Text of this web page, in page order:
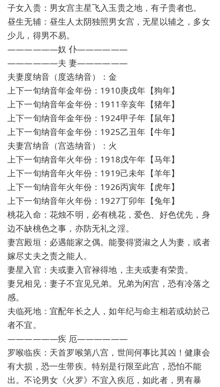
子女入贵：男女宫主星飞入玉贵之地，有子贵者也。
昼生无辅：昼生人太阴独照男女宫，无星以辅之，多女
少儿，得男不易。
——————奴 仆——————
——————夫 妻——————
夫妻度纳音（度选纳音）：金
上下一旬纳音年金年份：1910庚戌年【狗年】
上下一旬纳音年金年份：1911辛亥年【猪年】
上下一旬纳音年金年份：1924甲子年【鼠年】
上下一旬纳音年金年份：1925乙丑年【牛年】
夫妻宫纳音（宫选纳音）：火
上下一旬纳音年火年份：1918戊午年【马年】
上下一旬纳音年火年份：1919己未年【羊年】
上下一旬纳音年火年份：1926丙寅年【虎年】
上下一旬纳音年火年份：1927丁卯年【兔年】
桃花入命：花烛不明，必有桃花，爱色、好色优先，身
边不缺桃色之事，亦防无礼之淫。
妻宫殿垣：必遇能家之偶。能娶得贤淑之人为妻，或者
嫁尽丈夫之责之能人。
妻星入官：夫或妻入官禄得地，主夫或妻有荣贵。
妻兄相见：妻子不宜见兄弟。兄弟为闲宫，恐有冷落之
感。
夫临死地：宜配年长之人，如年纪与命主相若或幼於己
者不宜。
——————疾 厄——————
罗喉临疾：天首罗喉第八宫，世间何事比其凶！健康会
有大损，恐一生带疾。特别是行限至此宫，恐怕不能
出。不论男女《火罗》不宜入疾厄，如此者，男有暴